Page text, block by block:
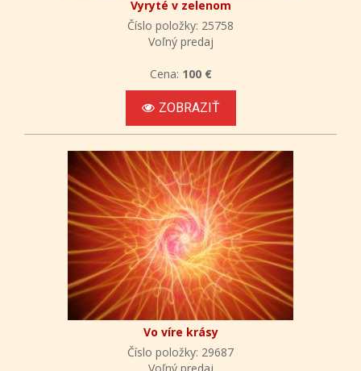
Vyryté v zelenom
Číslo položky: 25758
Voľný predaj
Cena: 100 €
ZOBRAZIŤ
Vo víre krásy
Číslo položky: 29687
Voľný predaj